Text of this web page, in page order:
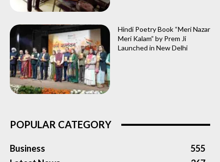
Hindi Poetry Book “Meri Nazar
Meri Kalam” by Prem Ji
Launched in New Delhi
POPULAR CATEGORY
Business
555